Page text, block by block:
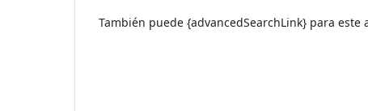
También puede {advancedSearchLink} para este